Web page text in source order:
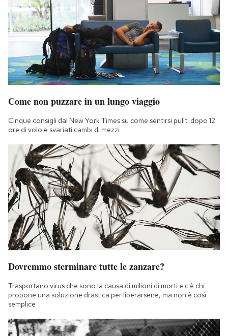
CALENDARIO
AREA PERSONALE
Area Personale
Notifiche mobile
Regala il Post
Hai bisogno di aiuto?
Esci
Come non puzzare in un lungo viaggio
Cinque consigli dal New York Times su come sentirsi puliti dopo 12
ore di volo e svariati cambi di mezzi
Dovremmo sterminare tutte le zanzare?
Trasportano virus che sono la causa di milioni di morti e c'è chi
propone una soluzione drastica per liberarsene, ma non è così
semplice